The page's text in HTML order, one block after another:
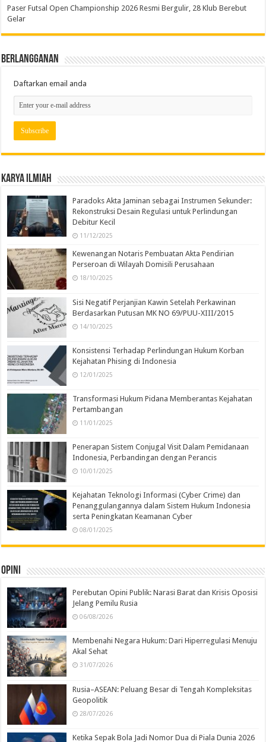
Paser Futsal Open Championship 2026 Resmi Bergulir, 28 Klub Berebut
Gelar
Berlangganan
Daftarkan email anda
Karya Ilmiah
Paradoks Akta Jaminan sebagai Instrumen Sekunder:
Rekonstruksi Desain Regulasi untuk Perlindungan
Debitur Kecil
11/12/2025
Kewenangan Notaris Pembuatan Akta Pendirian
Perseroan di Wilayah Domisili Perusahaan
18/10/2025
Sisi Negatif Perjanjian Kawin Setelah Perkawinan
Berdasarkan Putusan MK NO 69/PUU-XIII/2015
14/10/2025
Konsistensi Terhadap Perlindungan Hukum Korban
Kejahatan Phising di Indonesia
12/01/2025
Transformasi Hukum Pidana Memberantas Kejahatan
Pertambangan
11/01/2025
Penerapan Sistem Conjugal Visit Dalam Pemidanaan
Indonesia, Perbandingan dengan Perancis
10/01/2025
Kejahatan Teknologi Informasi (Cyber Crime) dan
Penanggulangannya dalam Sistem Hukum Indonesia
serta Peningkatan Keamanan Cyber
08/01/2025
Opini
Perebutan Opini Publik: Narasi Barat dan Krisis Oposisi
Jelang Pemilu Rusia
06/08/2026
Membenahi Negara Hukum: Dari Hiperregulasi Menuju
Akal Sehat
31/07/2026
Rusia–ASEAN: Peluang Besar di Tengah Kompleksitas
Geopolitik
28/07/2026
Ketika Sepak Bola Jadi Nomor Dua di Piala Dunia 2026